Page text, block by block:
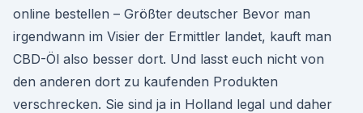
online bestellen – Größter deutscher Bevor man
irgendwann im Visier der Ermittler landet, kauft man
CBD-Öl also besser dort. Und lasst euch nicht von
den anderen dort zu kaufenden Produkten
verschrecken. Sie sind ja in Holland legal und daher